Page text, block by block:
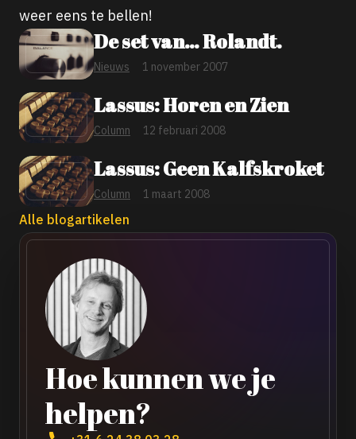
weer eens te bellen!
De set van… Rolandt.
Nieuws 1 november 2007
Lassus: Horen en Zien
Column 12 februari 2008
Lassus: Geen Kalfskroket
Column 1 maart 2008
Alle blogartikelen
Hoe kunnen we je
helpen?